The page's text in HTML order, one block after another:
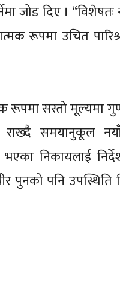
जोड दिए । “विशेषतः
रूपमा उचित
रूपमा सस्तो मूल्यमा
समयानुकूल
भएका निकायलाई
पुनको पनि उपस्थिति